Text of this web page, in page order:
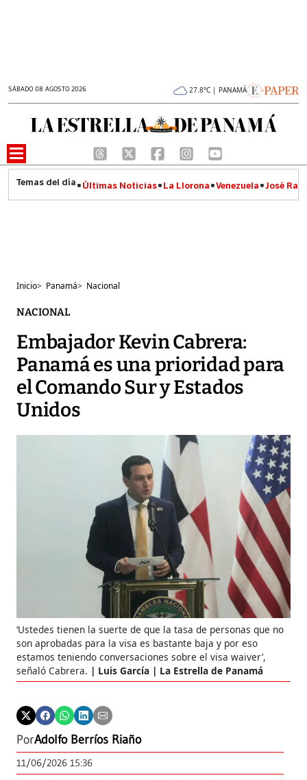
SÁBADO 08 AGOSTO 2026 27.8°C | PANAMÁ
Últimas Noticias La Llorona Venezuela José
Inicio> Panamá> Nacional
NACIONAL
Embajador Kevin Cabrera:
Panamá es una prioridad para
el Comando Sur y Estados
Unidos
‘Ustedes tienen la suerte de que la tasa de personas que no
son aprobadas para la visa es bastante baja y por eso
estamos teniendo conversaciones sobre el visa waiver’,
señaló Cabrera.
Luis García | La Estrella de Panamá
PorAdolfo Berríos Riaño
11/06/2026 15:36